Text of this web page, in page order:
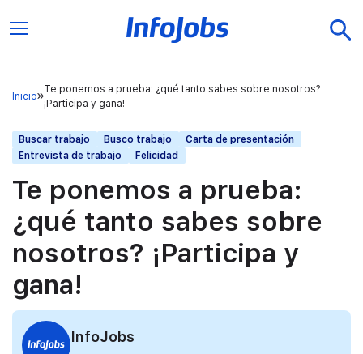
Inicio
Te ponemos a prueba: ¿qué tanto sabes sobre nosotros?
¡Participa y gana!
Buscar trabajo Busco trabajo
Carta de presentación
Entrevista de trabajo
Felicidad
Te ponemos a prueba:
¿qué tanto sabes sobre
nosotros? ¡Participa y
gana!
InfoJobs